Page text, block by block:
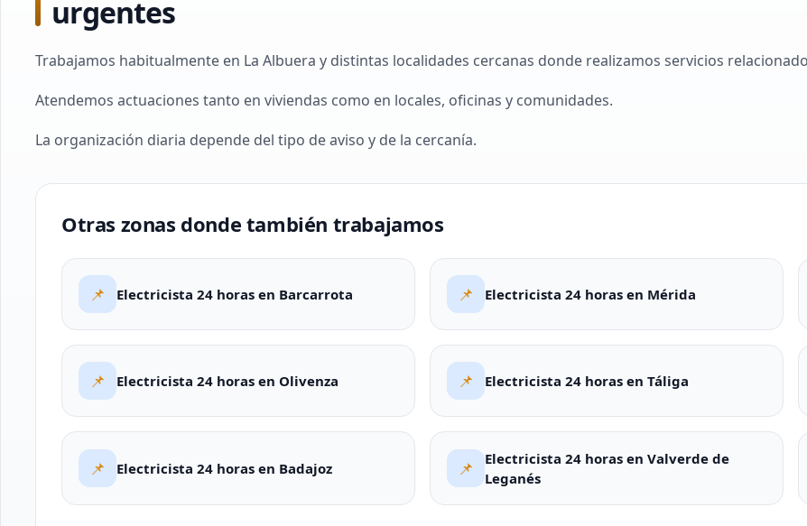
urgentes
Trabajamos habitualmente en La Albuera y distintas localidades cercanas donde realizamos servicios
Atendemos actuaciones tanto en viviendas como en locales, oficinas y comunidades.
La organización diaria depende del tipo de aviso y de la cercanía.
Otras zonas donde también trabajamos
📌 Electricista 24 horas en Barcarrota 📌 Electricista 24 horas en Mérida
📌 Electricista 24 horas en Olivenza 📌 Electricista 24 horas en Táliga
📌 Electricista 24 horas en Badajoz 📌
Electricista 24 horas en Valverde de
Leganés